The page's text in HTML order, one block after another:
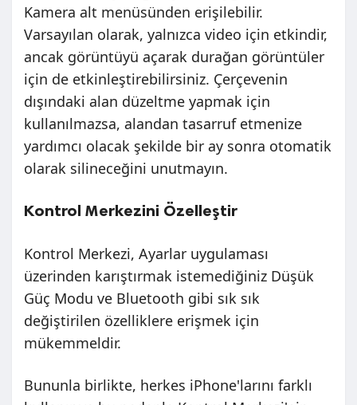
Kamera alt menüsünden erişilebilir.
Varsayılan olarak, yalnızca video için etkindir,
ancak görüntüyü açarak durağan görüntüler
için de etkinleştirebilirsiniz. Çerçevenin
dışındaki alan düzeltme yapmak için
kullanılmazsa, alandan tasarruf etmenize
yardımcı olacak şekilde bir ay sonra otomatik
olarak silineceğini unutmayın.
Kontrol Merkezini Özelleştir
Kontrol Merkezi, Ayarlar uygulaması
üzerinden karıştırmak istemediğiniz Düşük
Güç Modu ve Bluetooth gibi sık sık
değiştirilen özelliklere erişmek için
mükemmeldir.
Bununla birlikte, herkes iPhone'larını farklı